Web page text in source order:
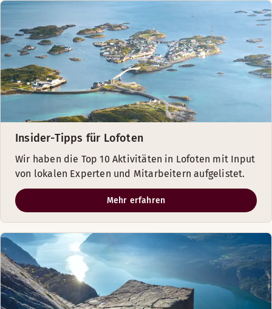
Insider-Tipps für Lofoten
Wir haben die Top 10 Aktivitäten in Lofoten mit Input
von lokalen Experten und Mitarbeitern aufgelistet.
Mehr erfahren